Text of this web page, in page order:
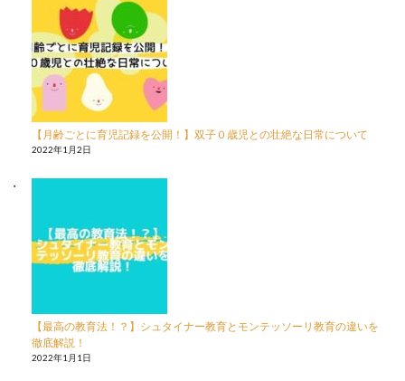
【月齢ごとに育児記録を公開！】双子０歳児との壮絶な日常について
2022年1月2日
【最高の教育法！？】シュタイナー教育とモンテッソーリ教育の違いを
徹底解説！
2022年1月1日